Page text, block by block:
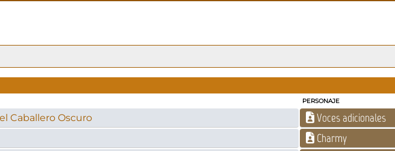
PERSONAJE
Caballero Oscuro Voces adicionales
Charmy